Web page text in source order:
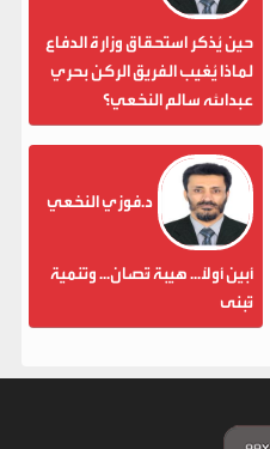
حين يُذكر استحقاق وزارة الدفاع
لماذا يُغيب الفريق الركن بحري
عبدالله سالم النخعي؟
د.فوزي النخعي
أبين أولاً... هيبة تُصان... وتنمية
تُبنى